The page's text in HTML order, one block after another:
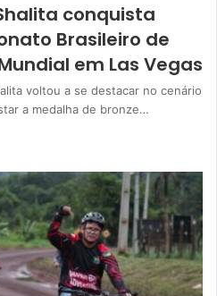
conquista
Brasileiro de
em Las Vegas
voltou a se destacar no cenário
a medalha de bronze…